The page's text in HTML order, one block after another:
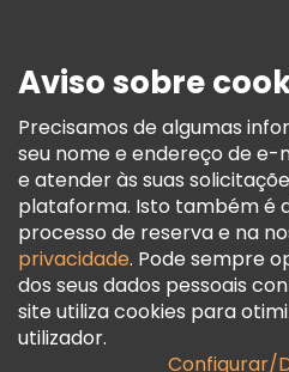
Termos E Informações Legais
Política De Cookies
Freetour Prémios
Programa De Fidelidade
Aviso sobre
Precisamos de algumas
seu nome e endereço de e-
e atender às suas
plataforma. Isto também é
processo de reserva e na
privacidade. Pode sempre
dos seus dados pessoais
site utiliza cookies para
utilizador.
Configurar/